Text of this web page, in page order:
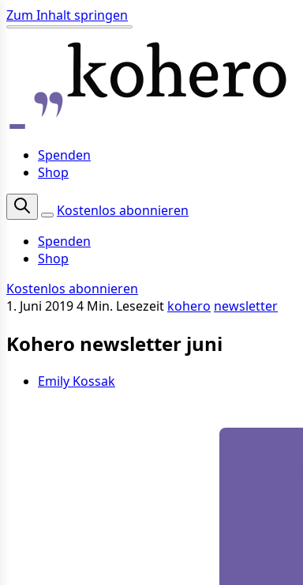
Zum Inhalt springen
Spenden
Shop
Kostenlos abonnieren
Spenden
Shop
Kostenlos abonnieren
1. Juni 20194 Min. Lesezeit kohero newsletter
Kohero newsletter juni
Emily Kossak